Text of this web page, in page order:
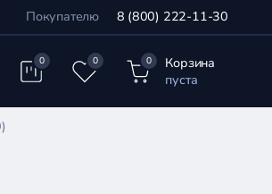
Покупателю 8 (800) 222-11-30
0 0 0
Корзина
пуста